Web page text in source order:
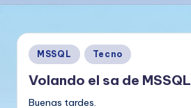
Publicado
en
MSSQL Tecno
Volando el sa de MSSQL
Buenas tardes.